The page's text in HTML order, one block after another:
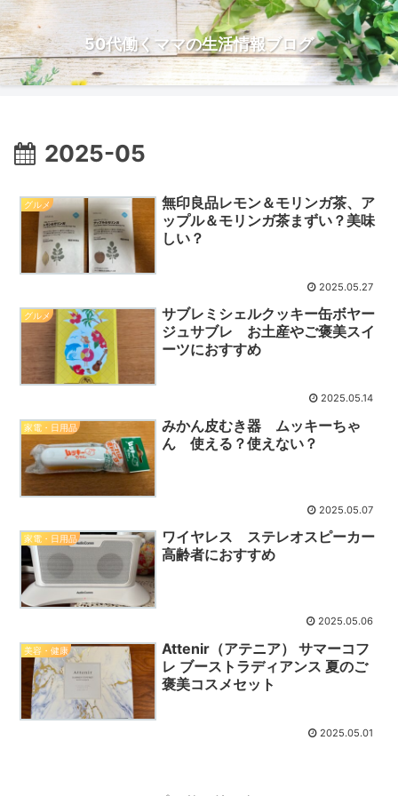
50代働くママの生活情報ブログ
2025-05
グルメ
無印良品レモン＆モリンガ茶、ア
ップル＆モリンガ茶まずい？美味
しい？
2025.05.27
グルメ
サブレミシェルクッキー缶ボヤー
ジュサブレ お土産やご褒美スイ
ーツにおすすめ
2025.05.14
家電・日用品
みかん皮むき器 ムッキーちゃ
ん 使える？使えない？
2025.05.07
家電・日用品
ワイヤレス ステレオスピーカー
高齢者におすすめ
2025.05.06
美容・健康
Attenir（アテニア） サマーコフ
レ ブーストラディアンス 夏のご
褒美コスメセット
2025.05.01